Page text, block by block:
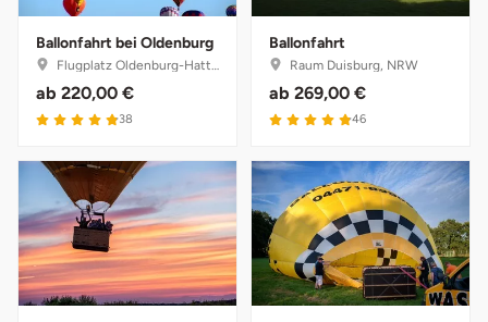
Ballonfahrt bei Oldenburg
Flugplatz Oldenburg-Hatten, Niedersachsen
ab 220,00 €
38
Ballonfahrt
Raum Duisburg, NRW
ab 269,00 €
46